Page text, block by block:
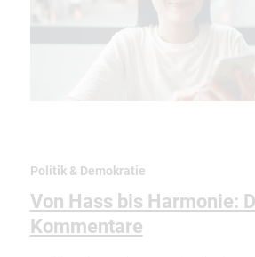
Politik & Demokratie
Von Hass bis Harmonie:
Kommentare